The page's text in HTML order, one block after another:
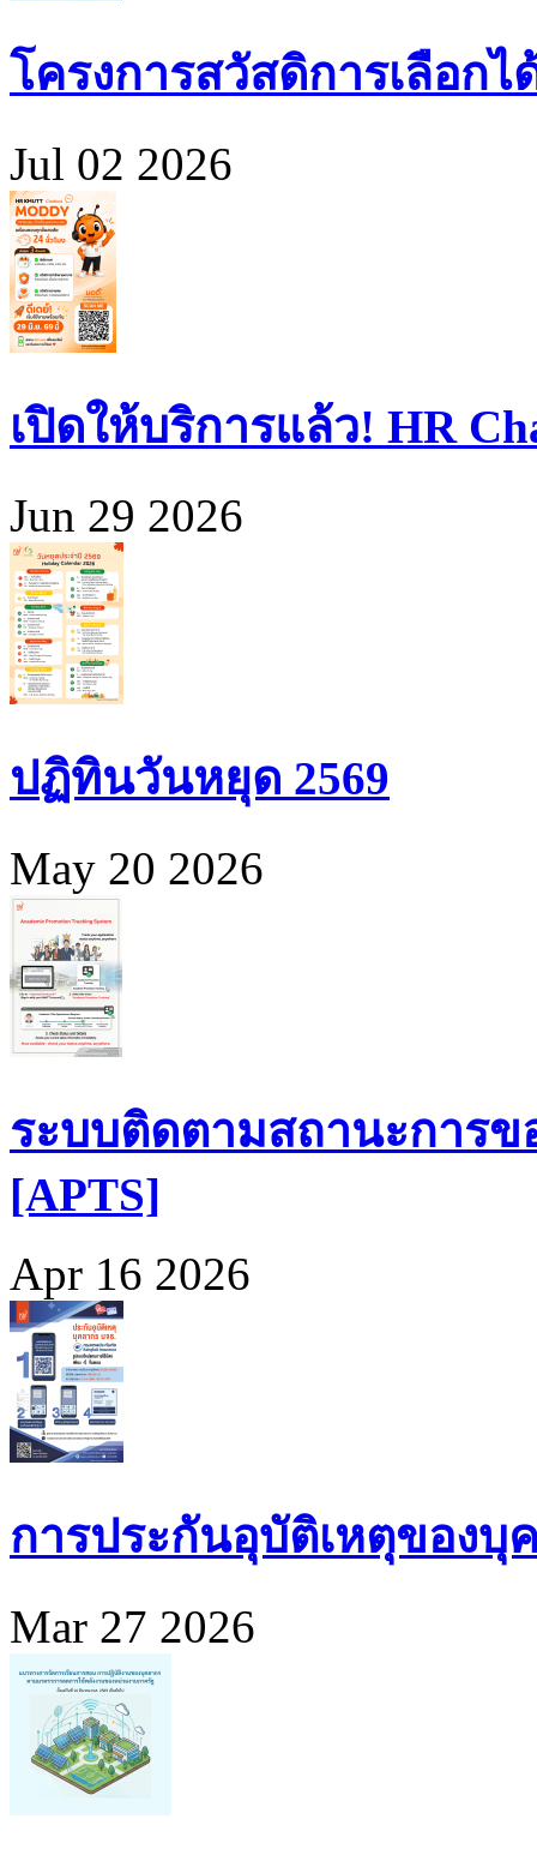
โครงการสวัสดิการเลือกไ
Jul 02 2026
เปิดให้บริการแล้ว! HR
Jun 29 2026
ปฏิทินวันหยุด 2569
May 20 2026
ระบบติดตามสถานะการ
[APTS]
Apr 16 2026
การประกันอุบัติเหตุของบุ
Mar 27 2026